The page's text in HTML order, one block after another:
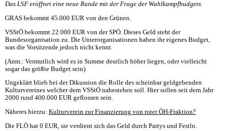
Das LSF eröffnet eine neue Runde mit der Frage der Wahlkampfbudgets.
GRAS bekommt 45.000 EUR von den Grünen.
VSStÖ bekommt 22.000 EUR von der SPÖ. Dieses Geld steht der
Bundesorganisation zu. Die Unterorganisationen haben ihr eigenes Budget,
was die Vorsitzende jedoch nicht kennt.
(Anm.: Vermutlich wird es in Summe deutlich höher liegen, oder vielleicht
sogar das größte Budget sein)
Ungeklärt blieb bei der Dikussion die Rolle des scheinbar geldgebenden
Kulturvereines welcher dem VSStÖ nahestehen soll. Hier sollen seit dem Jahr
2000 rund 400.000 EUR geflossen sein.
Näheres hierzu: Kulturverein zur Finanzierung von roter ÖH-Fraktion?
Die FLÖ hat 0 EUR, sie verdient sich das Geld durch Partys und Festln.